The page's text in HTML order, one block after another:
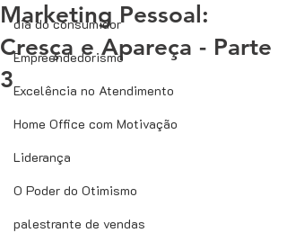
dia do consumidor
Empreendedorismo
Excelência no Atendimento
Home Office com Motivação
Liderança
O Poder do Otimismo
palestrante de vendas
Marketing Pessoal:
Cresça e Apareça - Parte
3